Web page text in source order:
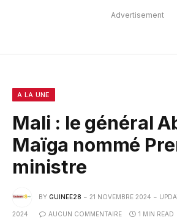
Advertisement
A LA UNE
Mali : le général
Maïga nommé
ministre
BY GUINEE28 21 NOVEMBRE 2024
2024 AUCUN COMMENTAIRE 1 MIN READ